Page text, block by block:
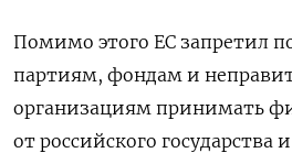
Помимо этого ЕС запретил
партиям, фондам и
организациям принимать
от российского государства